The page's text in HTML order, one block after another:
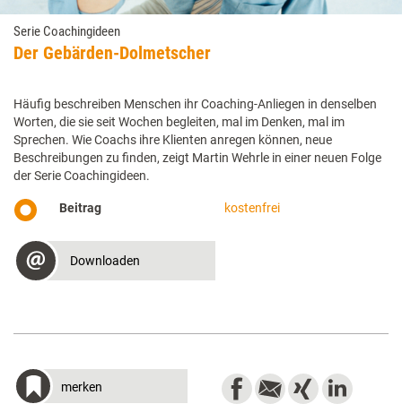
Serie Coachingideen
Der Gebärden-­Dolmetscher
Häufig beschreiben Menschen ihr Coaching-Anliegen in denselben
Worten, die sie seit Wochen begleiten, mal im Denken, mal im
Sprechen. Wie Coachs ihre Klienten anregen können, neue
Beschreibungen zu finden, zeigt Martin Wehrle in einer neuen Folge
der Serie Coachingideen.
Beitrag kostenfrei
Downloaden
merken